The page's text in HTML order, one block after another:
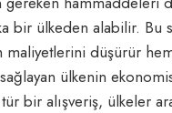
bir ülkeden alabilir. Bu
maliyetlerini düşürür
ülkenin
bir alışveriş, ülkeler